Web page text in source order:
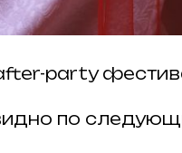
party
по